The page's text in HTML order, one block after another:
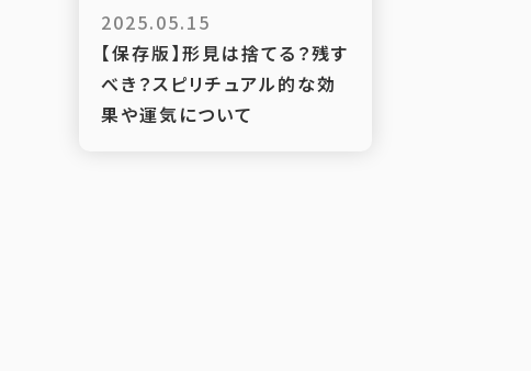
2025.05.15
【保存版】形見は捨てる？残す
べき？スピリチュアル的な効
果や運気について